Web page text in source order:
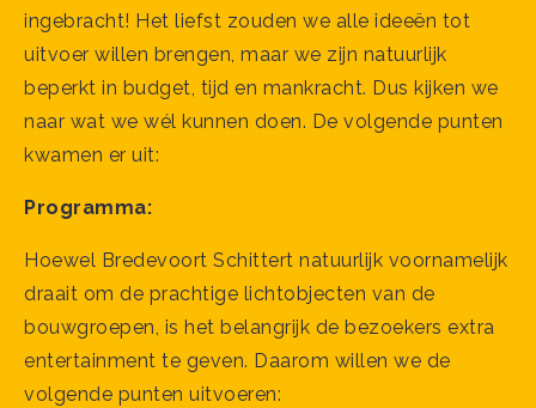
ingebracht! Het liefst zouden we alle ideeën tot
uitvoer willen brengen, maar we zijn natuurlijk
beperkt in budget, tijd en mankracht. Dus kijken we
naar wat we wél kunnen doen. De volgende punten
kwamen er uit:
Programma:
Hoewel Bredevoort Schittert natuurlijk voornamelijk
draait om de prachtige lichtobjecten van de
bouwgroepen, is het belangrijk de bezoekers extra
entertainment te geven. Daarom willen we de
volgende punten uitvoeren: